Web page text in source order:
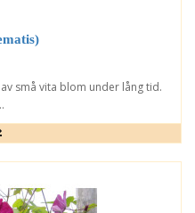
små vita blom under lång tid.